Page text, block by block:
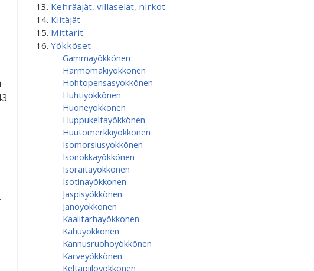
Kehrääjät, villaselät, nirkot
Kiitäjät
Mittarit
Yökköset
Gammayökkönen
Harmomäkiyökkönen
Hohtopensasyökkönen
Huhtiyökkönen
Huoneyökkönen
Huppukeltayökkönen
Huutomerkkiyökkönen
Isomorsiusyökkönen
Isonokkayökkönen
Isoraitayökkönen
Isotinayökkönen
Jaspisyökkönen
Jänöyökkönen
Kaalitarhayökkönen
Kahuyökkönen
Kannusruohoyökkönen
Karveyökkönen
Keltapiiloyökkönen